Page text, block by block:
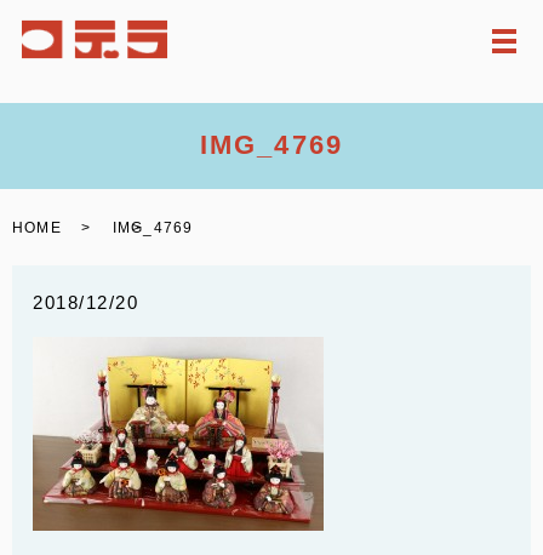
メ
IMG_4769
HOME IMG_4769
2018/12/20